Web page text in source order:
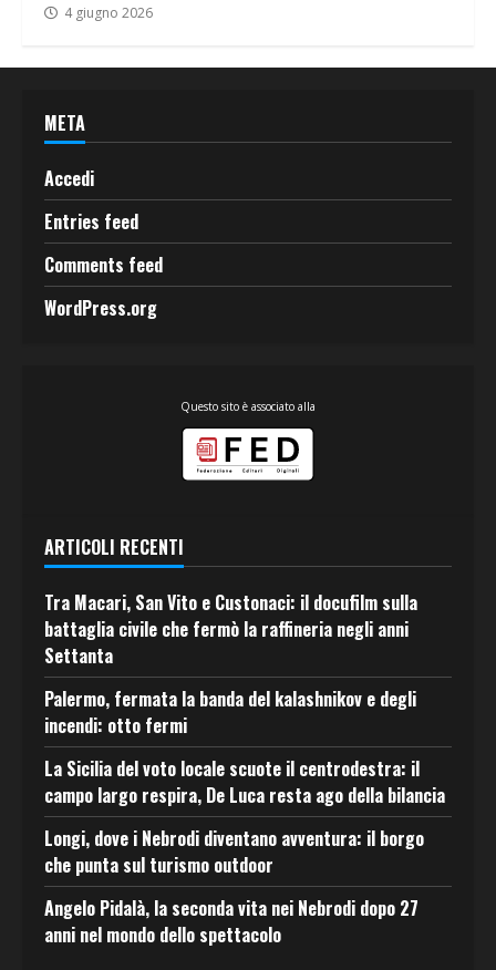
4 giugno 2026
META
Accedi
Entries feed
Comments feed
WordPress.org
Questo sito è associato alla
ARTICOLI RECENTI
Tra Macari, San Vito e Custonaci: il docufilm sulla
battaglia civile che fermò la raffineria negli anni
Settanta
Palermo, fermata la banda del kalashnikov e degli
incendi: otto fermi
La Sicilia del voto locale scuote il centrodestra: il
campo largo respira, De Luca resta ago della bilancia
Longi, dove i Nebrodi diventano avventura: il borgo
che punta sul turismo outdoor
Angelo Pidalà, la seconda vita nei Nebrodi dopo 27
anni nel mondo dello spettacolo